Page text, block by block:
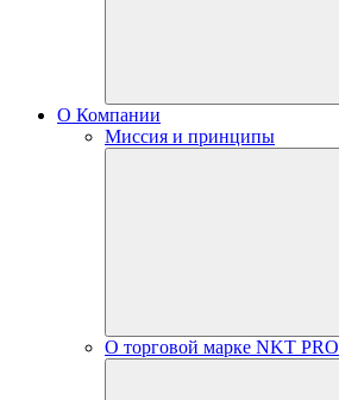
О Компании
Миссия и принципы
О торговой марке NKT PRO